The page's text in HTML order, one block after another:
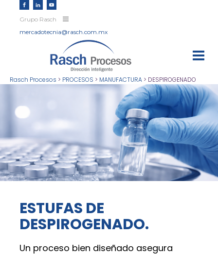
Grupo Rasch
mercadotecnia@rasch.com.mx
Rasch Procesos > PROCESOS > MANUFACTURA > DESPIROGENADO
ESTUFAS DE
DESPIROGENADO.
Un proceso bien diseñado asegura